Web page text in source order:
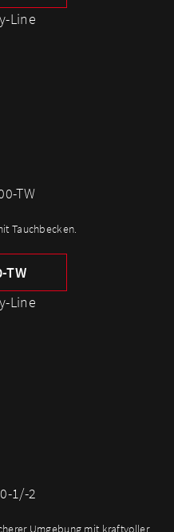
Line
Tauchbecken.
TW
Line
Umgebung mit kraftvoller